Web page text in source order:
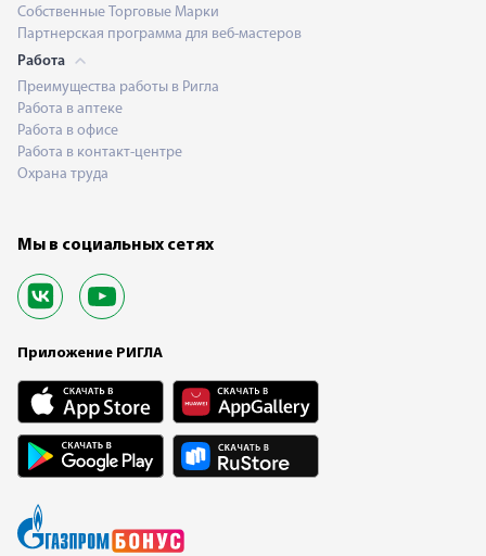
Собственные Торговые Марки
Партнерская программа для веб-мастеров
Работа
Преимущества работы в Ригла
Работа в аптеке
Работа в офисе
Работа в контакт-центре
Охрана труда
Мы в социальных сетях
Приложение РИГЛА